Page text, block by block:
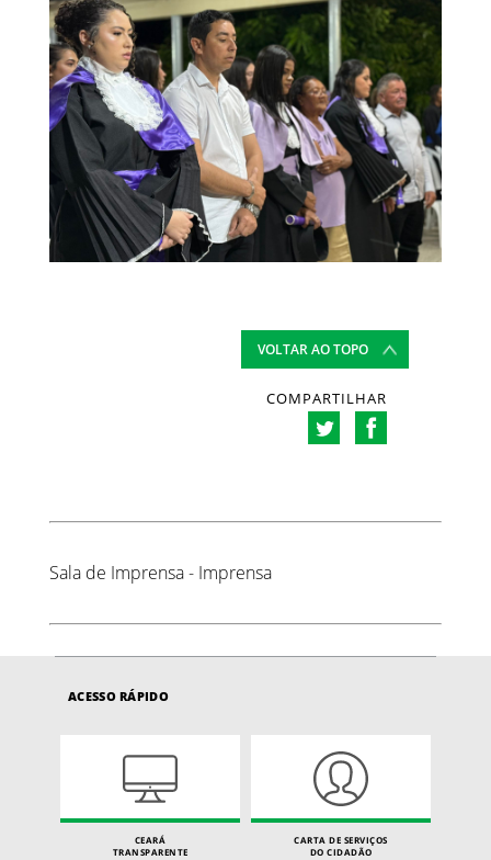
VOLTAR AO TOPO
COMPARTILHAR
Sala de Imprensa - Imprensa
ACESSO RÁPIDO
CEARÁ
TRANSPARENTE
CARTA DE SERVIÇOS
DO CIDADÃO